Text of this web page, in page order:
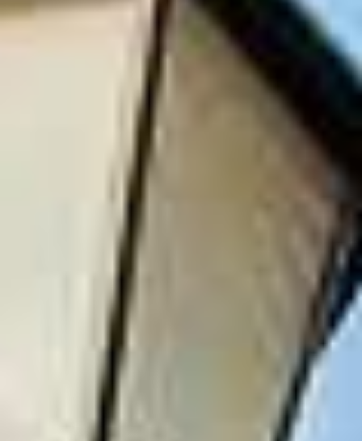
LIMMATHOF LOUNGE
GÄSTEBEGEISTERUNG
GUTSCHEINE
ÖFFNUNGSZEITEN, ANREISE & FAQ
ÜBER UNS